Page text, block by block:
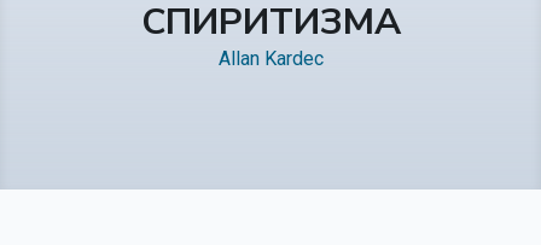
СПИРИТИЗМА
Allan Kardec